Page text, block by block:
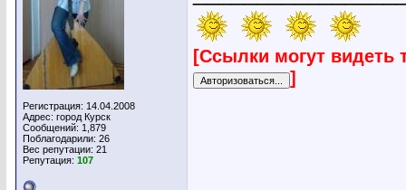
Регистрация: 14.04.2008
Адрес: город Курск
Сообщений: 1,879
Поблагодарили: 26
Вес репутации: 21
Репутация: 107
[Ссылки могут видеть
]